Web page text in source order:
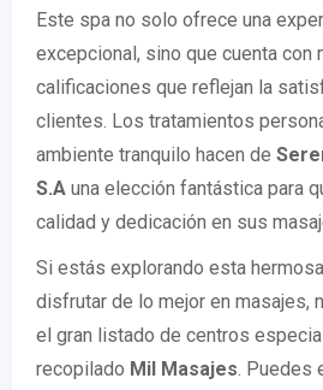
Este spa no solo ofrece una
excepcional, sino que cuenta con
calificaciones que reflejan la
clientes. Los tratamientos
ambiente tranquilo hacen de
S.A una elección fantástica para
calidad y dedicación en sus
Si estás explorando esta
disfrutar de lo mejor en masajes,
el gran listado de centros
recopilado Mil Masajes. Puedes